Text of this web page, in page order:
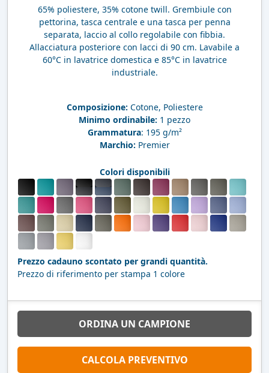
65% poliestere, 35% cotone twill. Grembiule con
pettorina, tasca centrale e una tasca per penna
separata, laccio al collo regolabile con fibbia.
Allacciatura posteriore con lacci di 90 cm. Lavabile a
60°C in lavatrice domestica e 85°C in lavatrice
industriale.
Composizione: Cotone, Poliestere
Minimo ordinabile: 1 pezzo
Grammatura: 195 g/m²
Marchio: Premier
Colori disponibili
Prezzo cadauno scontato per grandi quantità.
Prezzo di riferimento per stampa 1 colore
ORDINA UN CAMPIONE
CALCOLA PREVENTIVO